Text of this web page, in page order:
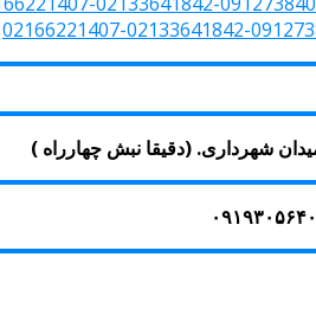
شهرداری. (دقیقا نبش چهارراه )